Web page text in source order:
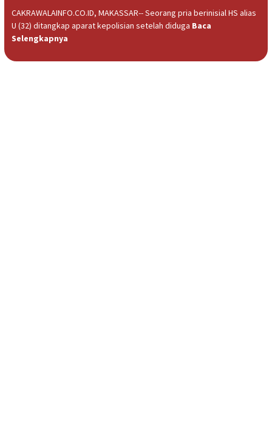
CAKRAWALAINFO.CO.ID, MAKASSAR-- Seorang pria berinisial HS alias
U (32) ditangkap aparat kepolisian setelah diduga Baca
Selengkapnya